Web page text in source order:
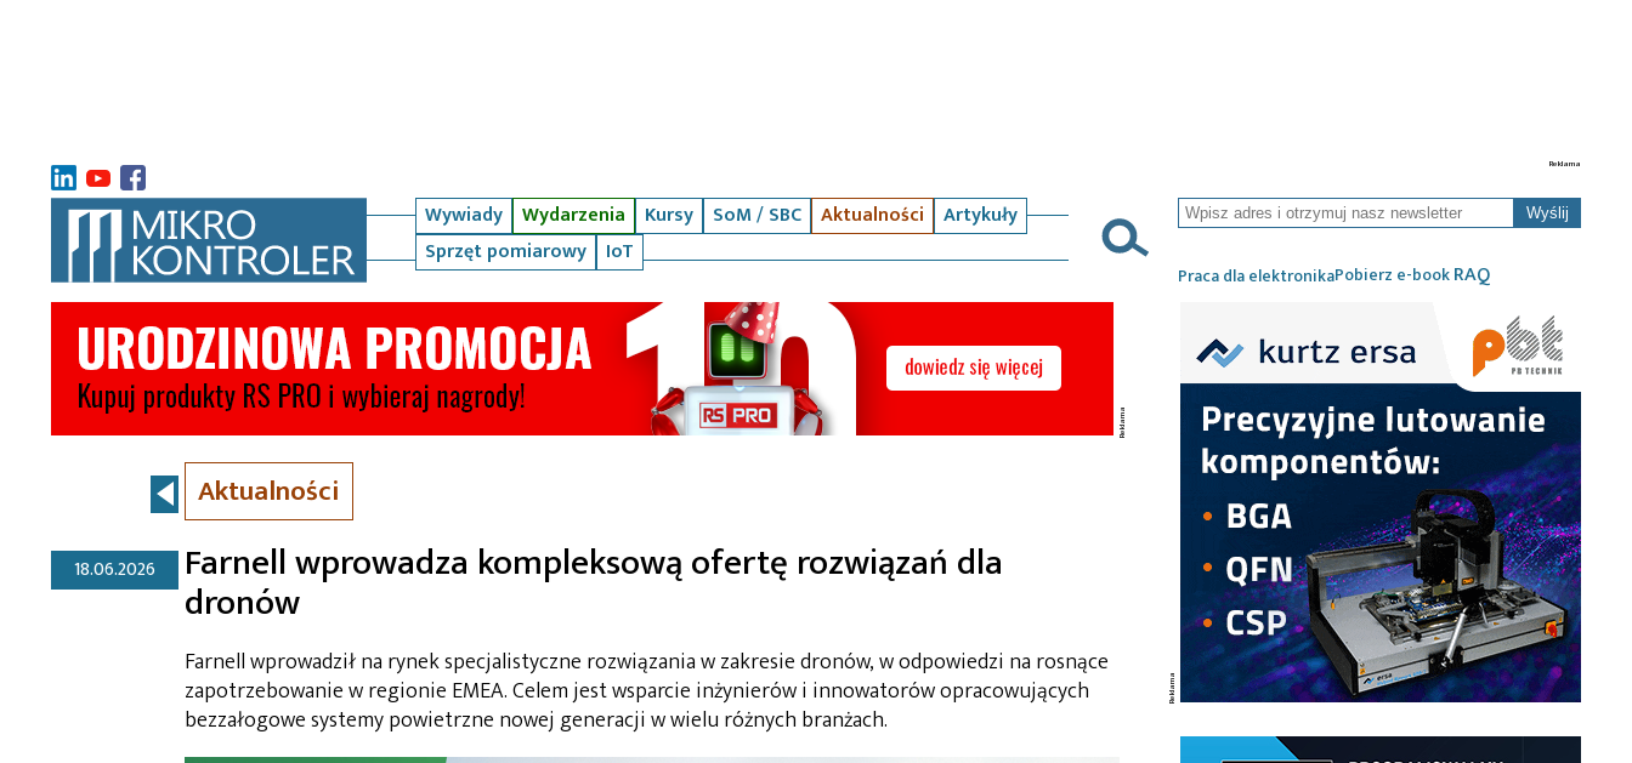
Wywiady Wydarzenia Kursy SoM / SBC Aktualności
Artykuły
Sprzęt pomiarowy
IoT
Wyślij
Praca dla elektronikaPobierz e-bookRAQ
Aktualności
18.06.2026 Farnell wprowadza kompleksową ofertę rozwiązań dla
dronów
Farnell wprowadził na rynek specjalistyczne rozwiązania w zakresie dronów, w odpowiedzi na rosnące
zapotrzebowanie w regionie EMEA. Celem jest wsparcie inżynierów i innowatorów opracowujących
bezzałogowe systemy powietrzne nowej generacji w wielu różnych branżach.